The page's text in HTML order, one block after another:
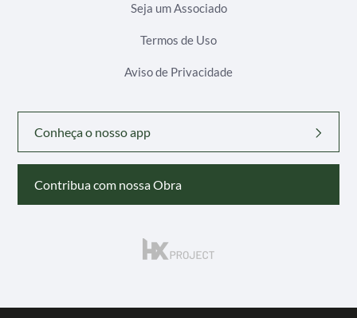
Seja um Associado
Termos de Uso
Aviso de Privacidade
Conheça o nosso app
Contribua com nossa Obra